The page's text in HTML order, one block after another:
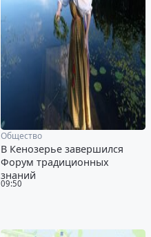
09:50
Общество
В Кенозерье завершился
Форум традиционных
знаний